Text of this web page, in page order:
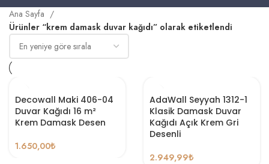
Ana Sayfa
Ürünler “krem damask duvar kağıdı” olarak etiketlendi
Decowall Maki 406-04
Duvar Kağıdı 16 m²
Krem Damask Desen
1.650,00₺
AdaWall Seyyah 1312-1
Klasik Damask Duvar
Kağıdı Açık Krem Gri
Desenli
2.949,99₺